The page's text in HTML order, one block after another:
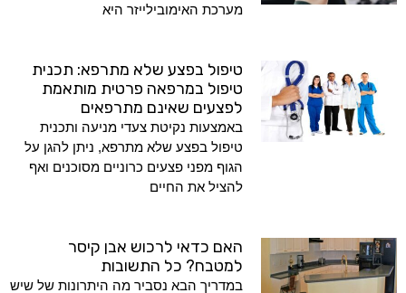
מערכת האימובילייזר היא
טיפול בפצע שלא מתרפא: תכנית
טיפול במרפאה פרטית מותאמת
לפצעים שאינם מתרפאים
באמצעות נקיטת צעדי מניעה ותכנית
טיפול בפצע שלא מתרפא, ניתן להגן על
הגוף מפני פצעים כרוניים מסוכנים ואף
להציל את החיים
האם כדאי לרכוש אבן קיסר
למטבח? כל התשובות
במדריך הבא נסביר מה היתרונות של שיש